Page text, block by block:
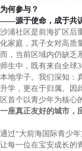
为何参与？
——源于使命，成于共
沙浦社区是前海扩区后
化家庭，其子女对高质
而，当前区域内仍缺乏
师生中，既有来自全球
本地学子。我们深知：
升学，更在于归属。
区首个以青少年为核心
一座真正友好的城市，
通过“大前海国际青少
让每一位在宝安成长的